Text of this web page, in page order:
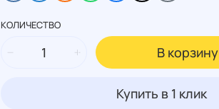
КОЛИЧЕСТВО
В корзину
Купить в 1 клик